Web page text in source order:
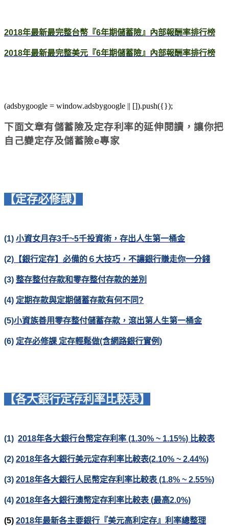
2018年最新最完整台幣『6年期儲蓄險』內部報酬率排行榜
2018年最新最完整美元『6年期儲蓄險』內部報酬率排行榜
(adsbygoogle = window.adsbygoogle || []).push({});
下面文章有儲蓄險及定存利率的延伸閱讀，讓你把
自己變定存及儲蓄險e專家
【定存必修課】
(1) 小資女月存3千~5千投資術，存出人生第一桶金
(2) 【銀行定存】必備的６大技巧，不讓銀行賺走你一分錢
(3) 整存整付存款和零存整付存款的差別
(4) 定期存款與定期儲蓄存款有何不同?
(5)小資族善用零存整付儲蓄存款，滾出第人生第一桶金
(6) 定存必修課 定存輕鬆做(含網路銀行實例)
【各大銀行定存利率比較表】
(1) 2018年各大銀行台幣定存利率 (1.30% ~ 1.15%) 比較表
(2) 2018年各大銀行美元定存利率比較表(2.10% ~ 2.44%)
(3) 2018年各大銀行人民幣定存利率比較表 (1.8% ~ 2.55%)
(4) 2018年各大銀行澳幣定存利率比較表 (最高2.0%)
(5) 2018年最新各主要銀行『美元高利定存』利率總整理